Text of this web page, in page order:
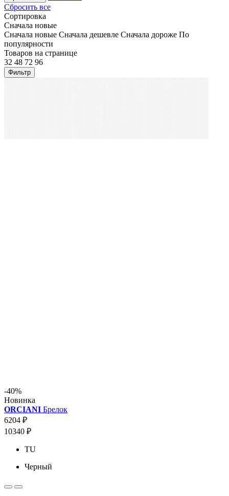
Сбросить все
Сортировка
Сначала новые
Сначала новые Сначала дешевле Сначала дороже По
популярности
Товаров на странице
32 48 72 96
Фильтр
-40%
Новинка
ORCIANI Брелок
6204 ₽
10340 ₽
TU
Черный